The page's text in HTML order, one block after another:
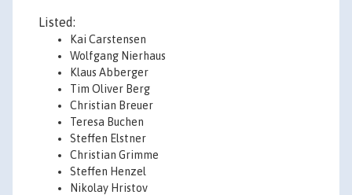
Listed:
Kai Carstensen
Wolfgang Nierhaus
Klaus Abberger
Tim Oliver Berg
Christian Breuer
Teresa Buchen
Steffen Elstner
Christian Grimme
Steffen Henzel
Nikolay Hristov